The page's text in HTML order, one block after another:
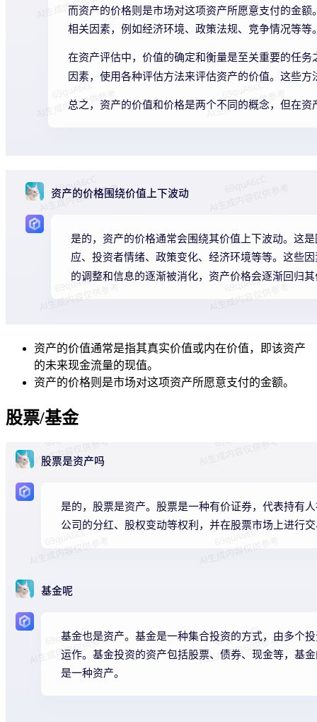
资产的价值通常是指其真实价值或内在价值，即该资产
的未来现金流量的现值。
资产的价格则是市场对这项资产所愿意支付的金额。
股票/基金